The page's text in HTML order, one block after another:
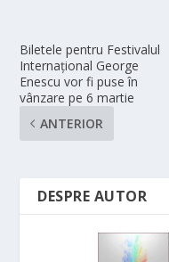
Biletele pentru Festivalul
Internațional George
Enescu vor fi puse în
vânzare pe 6 martie
ANTERIOR
DESPRE AUTOR